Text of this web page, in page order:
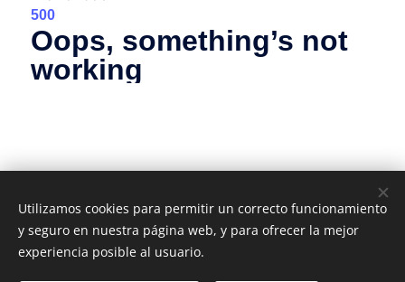
IES ZOCO, C/ JOSÉ MARÍA MARTORELL, S/N Córdoba,
Utilizamos cookies para permitir un correcto funcionamiento
y seguro en nuestra página web, y para ofrecer la mejor
experiencia posible al usuario.